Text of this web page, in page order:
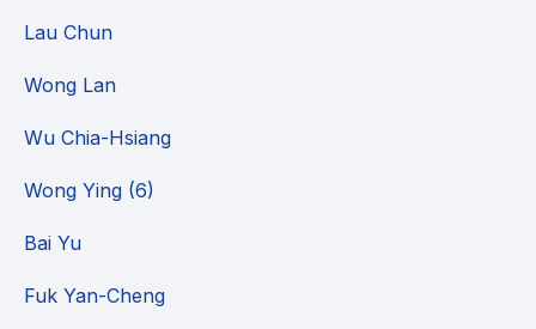
Lau Chun
Wong Lan
Wu Chia-Hsiang
Wong Ying (6)
Bai Yu
Fuk Yan-Cheng